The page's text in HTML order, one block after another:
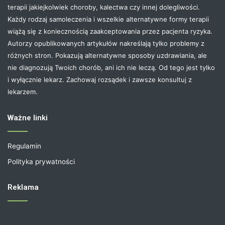
terapii jakiejkolwiek choroby, kalectwa czy innej dolegliwości.
Każdy rodzaj samoleczenia i wszelkie alternatywne formy terapii
wiążą się z koniecznością zaakceptowania przez pacjenta ryzyka.
Autorzy opublikowanych artykułów nakreślają tylko problemy z
różnych stron. Pokazują alternatywne sposoby uzdrawiania, ale
nie diagnozują Twoich chorób, ani ich nie leczą. Od tego jest tylko
i wyłącznie lekarz. Zachowaj rozsądek i zawsze konsultuj z
lekarzem.
Ważne linki
Regulamin
Polityka prywatności
Reklama